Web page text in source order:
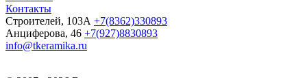
Контакты
Строителей, 103А +7(8362)330893
Анциферова, 46 +7(927)8830893
info@tkeramika.ru